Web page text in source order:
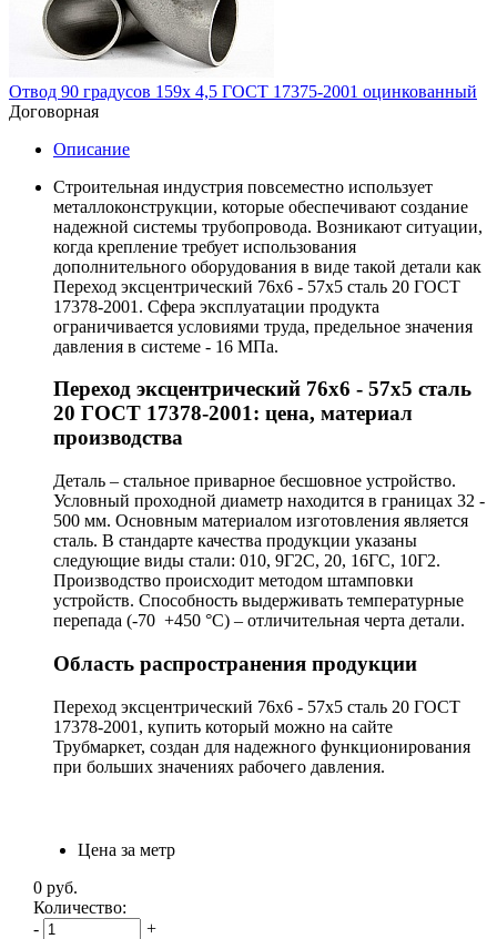
Отвод 90 градусов 159х 4,5 ГОСТ 17375-2001 оцинкованный
Договорная
Описание
Строительная индустрия повсеместно использует
металлоконструкции, которые обеспечивают создание
надежной системы трубопровода. Возникают ситуации,
когда крепление требует использования
дополнительного оборудования в виде такой детали как
Переход эксцентрический 76х6 - 57х5 сталь 20 ГОСТ
17378-2001. Сфера эксплуатации продукта
ограничивается условиями труда, предельное значения
давления в системе - 16 МПа.
Переход эксцентрический 76х6 - 57х5 сталь
20 ГОСТ 17378-2001: цена, материал
производства
Деталь – стальное приварное бесшовное устройство.
Условный проходной диаметр находится в границах 32 -
500 мм. Основным материалом изготовления является
сталь. В стандарте качества продукции указаны
следующие виды стали: 010, 9Г2С, 20, 16ГС, 10Г2.
Производство происходит методом штамповки
устройств. Способность выдерживать температурные
перепада (-70 +450 °С) – отличительная черта детали.
Область распространения продукции
Переход эксцентрический 76х6 - 57х5 сталь 20 ГОСТ
17378-2001, купить который можно на сайте
Трубмаркет, создан для надежного функционирования
при больших значениях рабочего давления.
Цена за метр
0 руб.
Количество:
-
+